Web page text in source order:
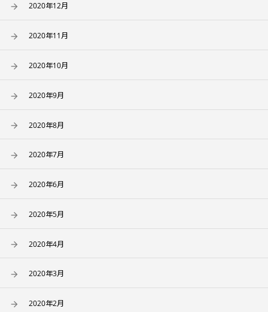
2020年12月
2020年11月
2020年10月
2020年9月
2020年8月
2020年7月
2020年6月
2020年5月
2020年4月
2020年3月
2020年2月